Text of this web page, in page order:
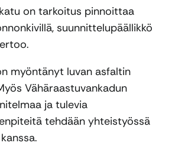
on tarkoitus pinnoittaa
suunnittelupäällikkö
myöntänyt luvan asfaltin
Vähäraastuvankadun
ja tulevia
tehdään yhteistyössä